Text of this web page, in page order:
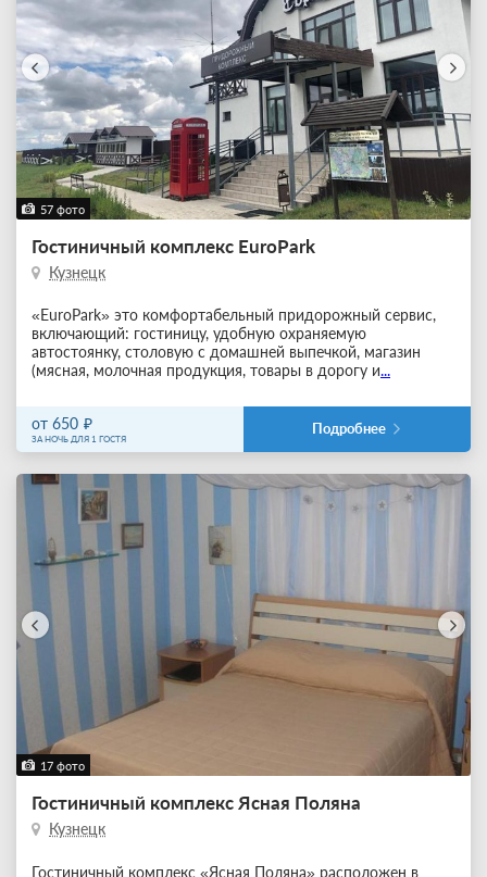
57 фото
Гостиничный комплекс EuroPark
Кузнецк
«EuroPark» это комфортабельный придорожный сервис,
включающий: гостиницу, удобную охраняемую
автостоянку, столовую с домашней выпечкой, магазин
(мясная, молочная продукция, товары в дорогу и...
от 650
ЗА НОЧЬ ДЛЯ 1 ГОСТЯ
Подробнее
17 фото
Гостиничный комплекс Ясная Поляна
Кузнецк
Гостиничный комплекс «Ясная Поляна» расположен в